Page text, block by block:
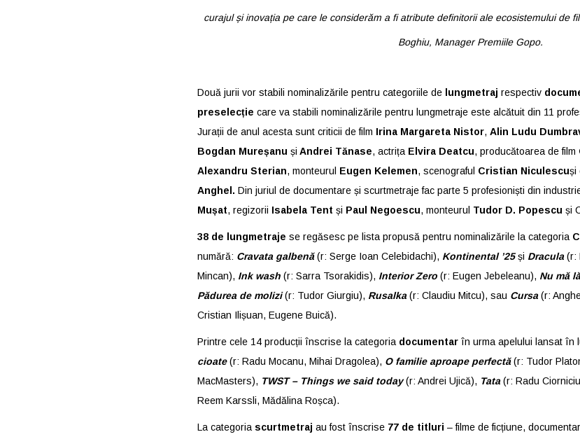
curajul și inovația pe care le considerăm a fi atribute definitorii ale ecosistemului de
Boghiu, Manager Premiile Gopo.
Două jurii vor stabili nominalizările pentru categoriile de lungmetraj respectiv
preselecție care va stabili nominalizările pentru lungmetraje este alcătuit din 11
Jurații de anul acesta sunt criticii de film Irina Margareta Nistor, Alin Ludu
Bogdan Mureșanu și Andrei Tănase, actrița Elvira Deatcu, producătoarea de film
Alexandru Sterian, monteurul Eugen Kelemen, scenograful Cristian Niculescuși
Anghel. Din juriul de documentare și scurtmetraje fac parte 5 profesioniști din
Mușat, regizorii Isabela Tent și Paul Negoescu, monteurul Tudor D. Popescu și
38 de lungmetraje se regăsesc pe lista propusă pentru nominalizările la categoria
numără: Cravata galbenă (r: Serge Ioan Celebidachi), Kontinental ’25și Dracula(r:
Mincan), Ink wash (r: Sarra Tsorakidis), Interior Zero (r: Eugen Jebeleanu), Nu mă
Pădurea de molizi (r: Tudor Giurgiu), Rusalka(r: Claudiu Mitcu), sau Cursa(r:
Cristian Ilișuan, Eugene Buică).
Printre cele 14 producții înscrise la categoria documentar în urma apelului lansat în
cioate(r: Radu Mocanu, Mihai Dragolea), O familie aproape perfectă(r: Tudor
MacMasters), TWST – Things we said today(r: Andrei Ujică), Tata(r: Radu
Reem Karssli, Mădălina Roșca).
La categoria scurtmetraj au fost înscrise 77 de titluri – filme de ficțiune,